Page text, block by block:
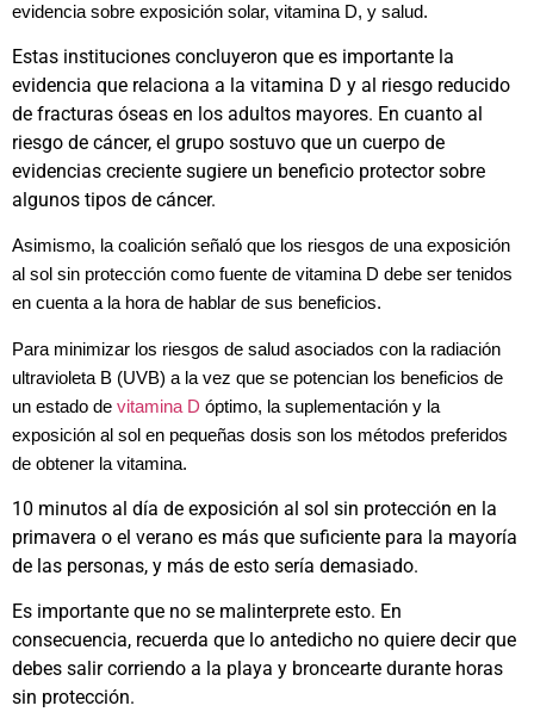
evidencia sobre exposición solar, vitamina D, y salud.
Estas instituciones concluyeron que es importante la
evidencia que relaciona a la vitamina D y al riesgo reducido
de fracturas óseas en los adultos mayores. En cuanto al
riesgo de cáncer, el grupo sostuvo que un cuerpo de
evidencias creciente sugiere un beneficio protector sobre
algunos tipos de cáncer.
Asimismo, la coalición señaló que los riesgos de una exposición
al sol sin protección como fuente de vitamina D debe ser tenidos
en cuenta a la hora de hablar de sus beneficios.
Para minimizar los riesgos de salud asociados con la radiación
ultravioleta B (UVB) a la vez que se potencian los beneficios de
un estado de vitamina D óptimo, la suplementación y la
exposición al sol en pequeñas dosis son los métodos preferidos
de obtener la vitamina.
10 minutos al día de exposición al sol sin protección en la
primavera o el verano es más que suficiente para la mayoría
de las personas, y más de esto sería demasiado.
Es importante que no se malinterprete esto. En
consecuencia, recuerda que lo antedicho no quiere decir que
debes salir corriendo a la playa y broncearte durante horas
sin protección.